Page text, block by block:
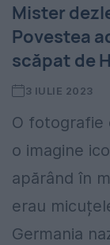
Mister
Povestea
scăpat de
3 IULIE 2023
O fotografie
o imagine
apărând în
erau
Germania